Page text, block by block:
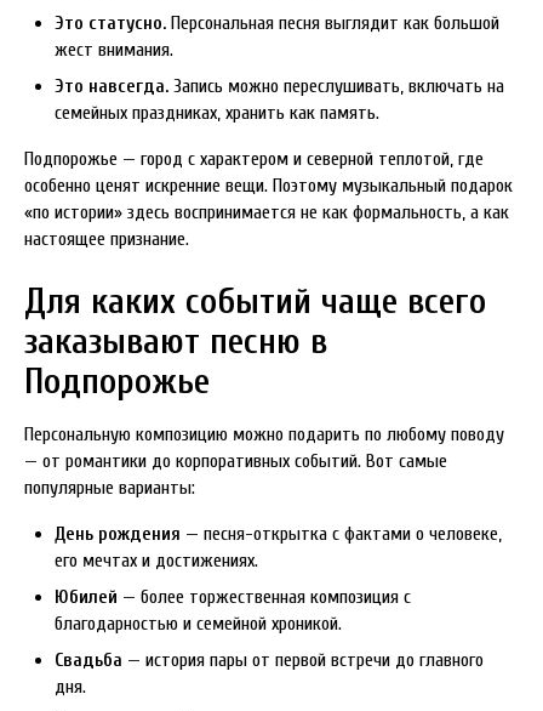
Это статусно. Персональная песня выглядит как большой
жест внимания.
Это навсегда. Запись можно переслушивать, включать на
семейных праздниках, хранить как память.
Подпорожье — город с характером и северной теплотой, где
особенно ценят искренние вещи. Поэтому музыкальный подарок
«по истории» здесь воспринимается не как формальность, а как
настоящее признание.
Для каких событий чаще всего
заказывают песню в
Подпорожье
Персональную композицию можно подарить по любому поводу
— от романтики до корпоративных событий. Вот самые
популярные варианты:
День рождения — песня-открытка с фактами о человеке,
его мечтах и достижениях.
Юбилей — более торжественная композиция с
благодарностью и семейной хроникой.
Свадьба — история пары от первой встречи до главного
дня.